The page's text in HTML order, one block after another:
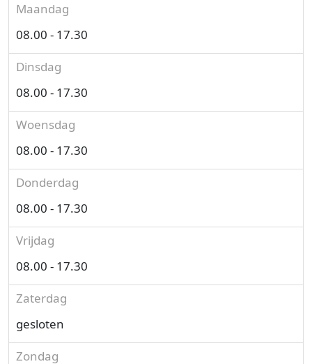
Maandag
08.00 - 17.30
Dinsdag
08.00 - 17.30
Woensdag
08.00 - 17.30
Donderdag
08.00 - 17.30
Vrijdag
08.00 - 17.30
Zaterdag
gesloten
Zondag